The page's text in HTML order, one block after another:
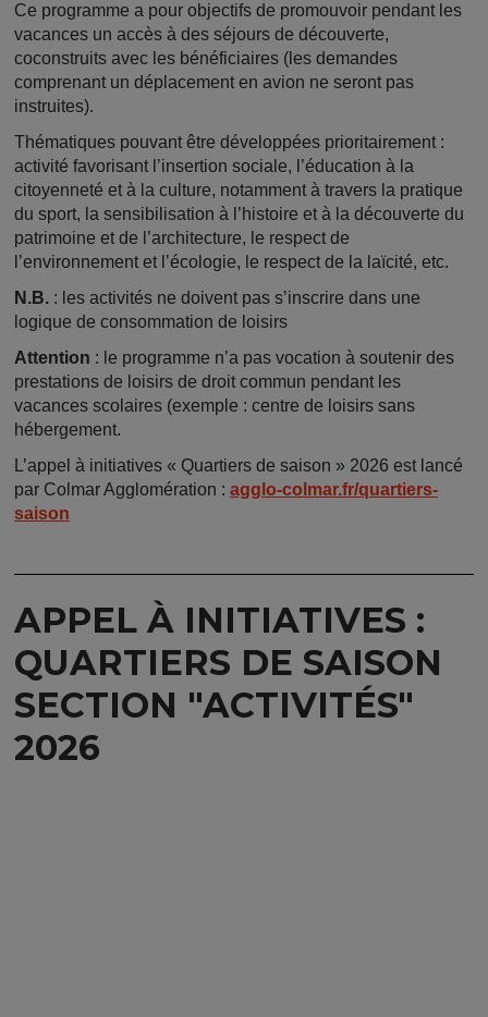
Ce programme a pour objectifs de promouvoir pendant les
vacances un accès à des séjours de découverte,
coconstruits avec les bénéficiaires (les demandes
comprenant un déplacement en avion ne seront pas
instruites).
Thématiques pouvant être développées prioritairement :
activité favorisant l’insertion sociale, l’éducation à la
citoyenneté et à la culture, notamment à travers la pratique
du sport, la sensibilisation à l’histoire et à la découverte du
patrimoine et de l’architecture, le respect de
l’environnement et l’écologie, le respect de la laïcité, etc.
N.B. : les activités ne doivent pas s’inscrire dans une
logique de consommation de loisirs
Attention : le programme n’a pas vocation à soutenir des
prestations de loisirs de droit commun pendant les
vacances scolaires (exemple : centre de loisirs sans
hébergement.
L’appel à initiatives « Quartiers de saison » 2026 est lancé
par Colmar Agglomération : agglo-colmar.fr/quartiers-
saison
APPEL À INITIATIVES :
QUARTIERS DE SAISON
SECTION "ACTIVITÉS"
2026